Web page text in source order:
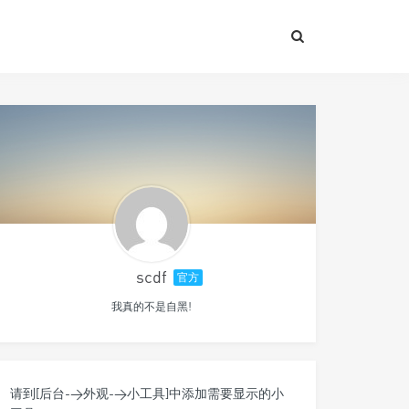
scdf 官方
我真的不是自黑!
请到[后台->外观->小工具]中添加需要显示的小